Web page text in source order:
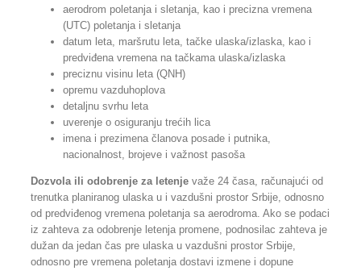
aerodrom poletanja i sletanja, kao i precizna vremena
(UTC) poletanja i sletanja
datum leta, maršrutu leta, tačke ulaska/izlaska, kao i
predviđena vremena na tačkama ulaska/izlaska
preciznu visinu leta (QNH)
opremu vazduhoplova
detaljnu svrhu leta
uverenje o osiguranju trećih lica
imena i prezimena članova posade i putnika,
nacionalnost, brojeve i važnost pasoša
Dozvola ili odobrenje za letenje važe 24 časa, računajući od
trenutka planiranog ulaska u i vazdušni prostor Srbije, odnosno
od predviđenog vremena poletanja sa aerodroma. Ako se podaci
iz zahteva za odobrenje letenja promene, podnosilac zahteva je
dužan da jedan čas pre ulaska u vazdušni prostor Srbije,
odnosno pre vremena poletanja dostavi izmene i dopune